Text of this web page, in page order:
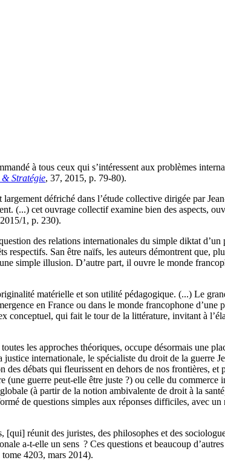
à tous ceux qui s’intéressent aux problèmes
& Stratégie, 37, 2015, p. 79-80).
défriché dans l’étude collective dirigée par
(...) cet ouvrage collectif examine bien des aspects,
1, p. 230).
des relations internationales du simple diktat
respectifs. San être naïfs, les auteurs démontrent que,
simple illusion. D’autre part, il ouvre le monde
matérielle et son utilité pédagogique. (...) Le
en France ou dans le monde francophone
conceptuel, qui fait le tour de la littérature, invitant à
les approches théoriques, occupe désormais une
justice internationale, le spécialiste du droit de la
débats qui fleurissent en dehors de nos frontières,
(une guerre peut-elle être juste ?) ou celle du
(à partir de la notion ambivalente de droit à la
de questions simples aux réponses difficiles, avec
réunit des juristes, des philosophes et des
a-t-elle un sens ? Ces questions et beaucoup
tome 4203, mars 2014).